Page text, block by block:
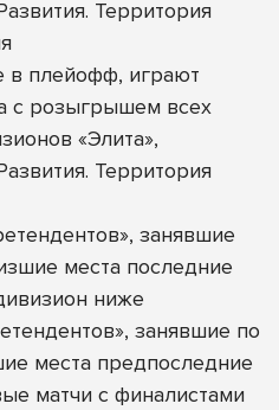
Территория
плейофф, играют
с розыгрышем всех
«Элита»,
Территория
занявшие
места последние
ниже
занявшие по
места предпоследние
матчи с финалистами